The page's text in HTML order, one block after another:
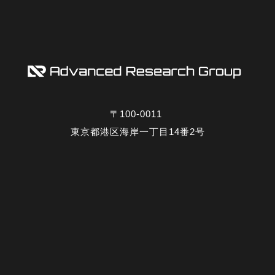
〒100-0011
東京都港区海岸一丁目14番2号